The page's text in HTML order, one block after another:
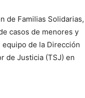
de Familias Solidarias,
casos de menores y
de la Dirección
de Justicia (TSJ) en